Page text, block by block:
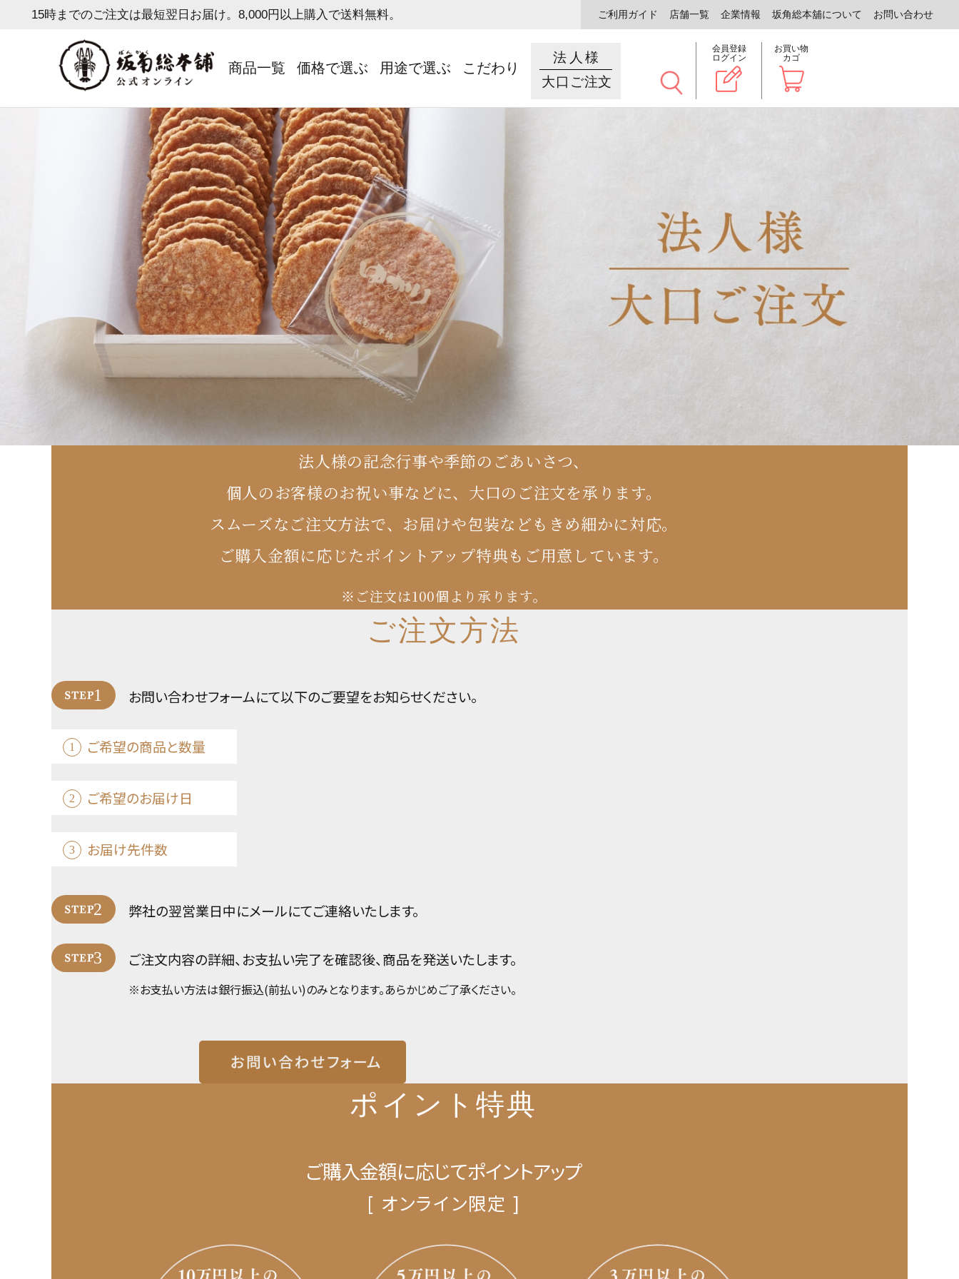
15時までのご注文は最短翌日お届け。8,000円以上購入で送料無料。 ご利用ガイド 店舗一覧 企業情報 坂角総本舖について お問い合わせ
商品一覧 価格で選ぶ 用途で選ぶ こだわり
法人様
大口ご注文
会員登録
ログイン
お買い物
カゴ
法人様の記念行事や季節のごあいさつ、
個人のお客様のお祝い事などに、 大口のご注文を承ります。
スムーズなご注文方法で、 お届けや包装などもきめ細かに対応。
ご購入金額に応じたポイントアップ特典も ご用意しています。
※ご注文は100個より承ります。
ご注文方法
1 お問い合わせフォームにて以下のご要望をお知らせください。
1 ご希望の商品と数量
2 ご希望のお届け日
3 お届け先件数
2 弊社の翌営業日中にメールにてご連絡いたします。
3 ご注文内容の詳細、お支払い完了を確認後、商品を発送いたします。
※お支払い方法は銀行振込(前払い)のみとなります。あらかじめご了承ください。
ポイント特典
ご購入金額に応じてポイントアップ
[ オンライン限定 ]